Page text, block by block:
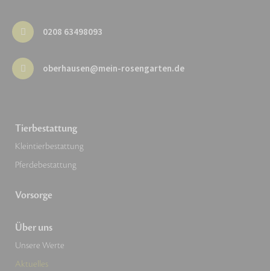
0208 63498093
oberhausen@mein-rosengarten.de
Tierbestattung
Kleintierbestattung
Pferdebestattung
Vorsorge
Über uns
Unsere Werte
Aktuelles